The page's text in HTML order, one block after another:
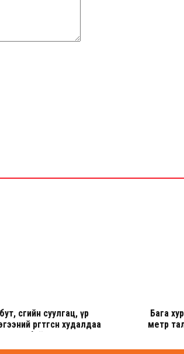
сөөгийн суулгац, үр
өргөтгөсөн худалдаа
байна
Бага
метр
авто